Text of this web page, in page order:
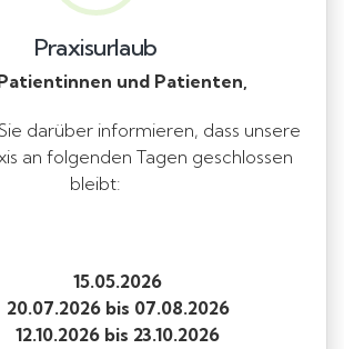
Praxisurlaub
und Patienten,
darüber informieren, dass unsere
an folgenden Tagen geschlossen
bleibt:
15.05.2026
20.07.2026 bis 07.08.2026
12.10.2026 bis 23.10.2026